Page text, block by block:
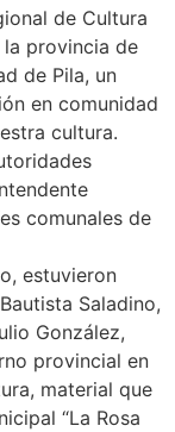
de Cultura
provincia de
de Pila, un
en comunidad
cultura.
comunales de
estuvieron
Saladino,
González,
provincial en
material que
“La Rosa